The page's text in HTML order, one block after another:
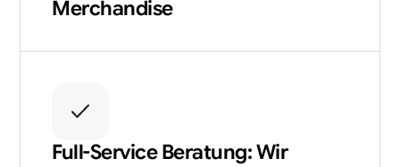
Merchandise
Full-Service Beratung: Wir